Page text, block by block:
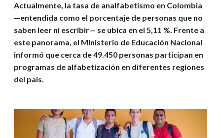
Actualmente, la tasa de analfabetismo en Colombia
—entendida como el porcentaje de personas que no
saben leer ni escribir— se ubica en el 5,11 %. Frente a
este panorama, el Ministerio de Educación Nacional
informó que cerca de 49.450 personas participan en
programas de alfabetización en diferentes regiones
del país.